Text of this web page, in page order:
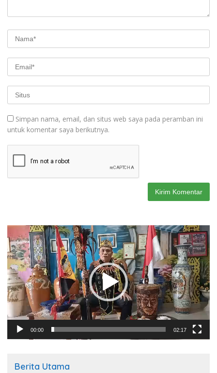
Simpan nama, email, dan situs web saya pada peramban ini
untuk komentar saya berikutnya.
Pemutar
Video
00:00 02:17
Berita Utama